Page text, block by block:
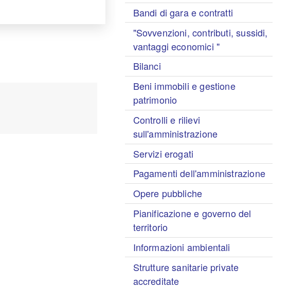
Bandi di gara e contratti
"Sovvenzioni, contributi, sussidi,
vantaggi economici "
Bilanci
Beni immobili e gestione
patrimonio
Controlli e rilievi
sull'amministrazione
Servizi erogati
Pagamenti dell'amministrazione
Opere pubbliche
Pianificazione e governo del
territorio
Informazioni ambientali
Strutture sanitarie private
accreditate